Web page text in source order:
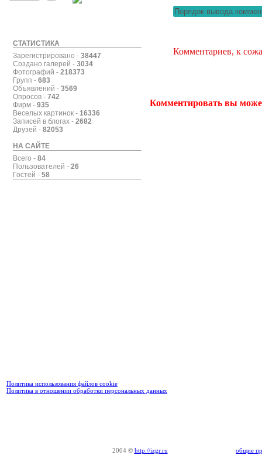
СТАТИСТИКА
Зарегистрировано - 38447
Создано галерей - 3034
Фотографий - 218373
Групп - 683
Объявлений - 3569
Опросов - 742
Фирм - 935
Веселых картинок - 16336
Записей в блогах - 2682
Друзей - 82053
НА САЙТЕ
Всего - 84
Пользователей - 26
Гостей - 58
Комментариев, к
Комментировать вы
Политика использования файлов cookie
Политика в отношении обработки персональных данных
2004 © http://izgr.ru общие